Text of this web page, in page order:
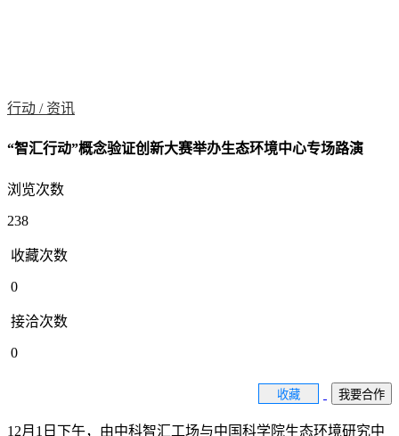
行动 / 资讯
“智汇行动”概念验证创新大赛举办生态环境中心专场路演
浏览次数
238
收藏次数
0
接洽次数
0
收藏 我要合作
12月1日下午，由中科智汇工场与中国科学院生态环境研究中